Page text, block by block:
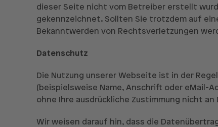
dieser Seite nicht vom Betreiber erstellt
gekennzeichnet. Sollten Sie trotzdem auf
Bekanntwerden von Rechtsverletzungen
Datenschutz
Die Nutzung unserer Webseite ist in der
(beispielsweise Name, Anschrift oder eMail-
ohne Ihre ausdrückliche Zustimmung nicht
Wir weisen darauf hin, dass die